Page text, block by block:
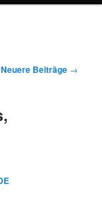
Neuere Beiträge →